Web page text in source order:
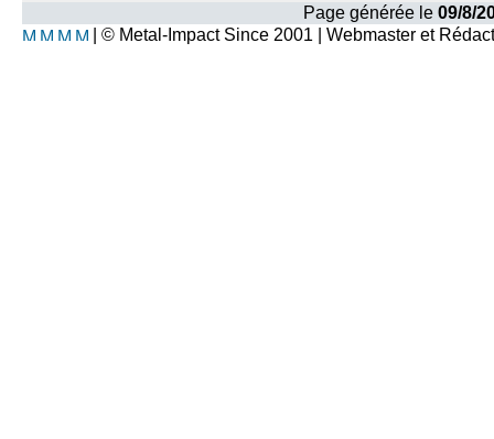
Page générée le 09/8/
| © Metal-Impact Since 2001 | Webmaster et